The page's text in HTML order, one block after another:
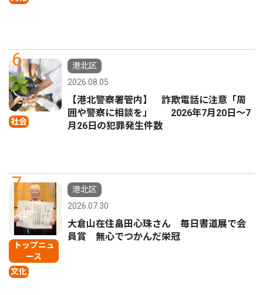
6
社会
港北区
2026.08.05
【港北警察署管内】 詐欺電話に注意「周
囲や警察に相談を」 2026年7月20日〜7
月26日の犯罪発生件数
7
トップニュ
ース
文化
港北区
2026.07.30
大倉山在住畠田心珠さん 毎日書道展で会
員賞 無心でつかんだ栄冠